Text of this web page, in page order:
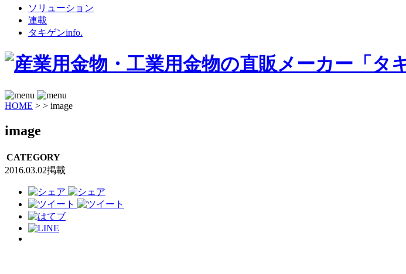
ソリューション
連載
タキゲンinfo.
HOME > > image
image
CATEGORY
2016.03.02掲載